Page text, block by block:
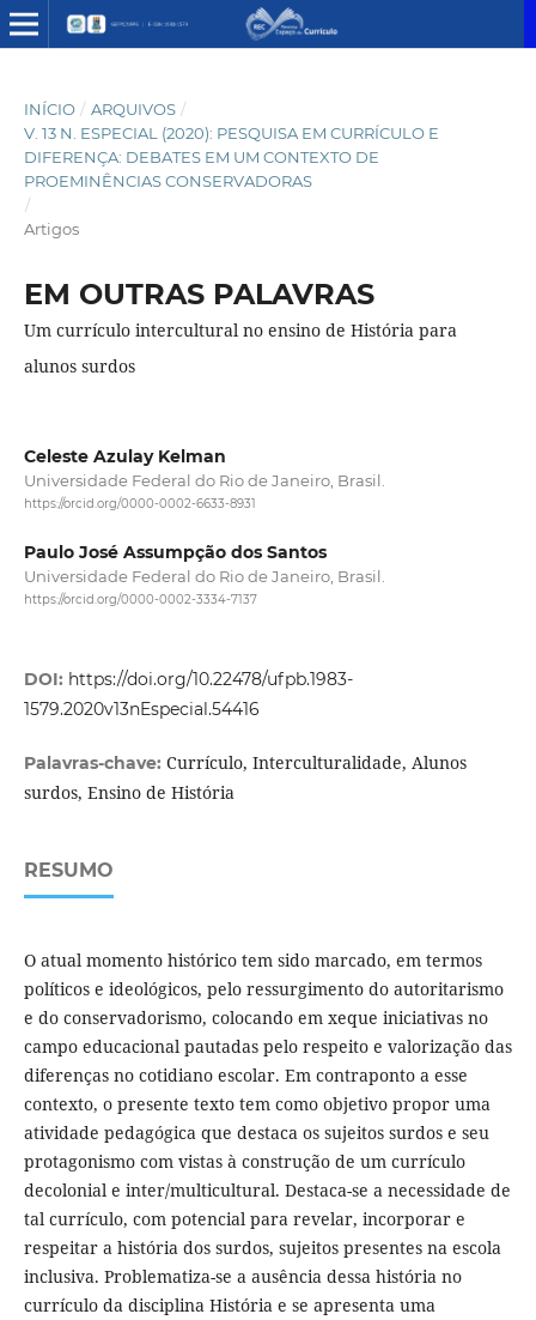
INÍCIO / ARQUIVOS /
V. 13 N. ESPECIAL (2020): PESQUISA EM CURRÍCULO E
DIFERENÇA: DEBATES EM UM CONTEXTO DE
PROEMINÊNCIAS CONSERVADORAS
/
Artigos
EM OUTRAS PALAVRAS
Um currículo intercultural no ensino de História para
alunos surdos
Celeste Azulay Kelman
Universidade Federal do Rio de Janeiro, Brasil.
https://orcid.org/0000-0002-6633-8931
Paulo José Assumpção dos Santos
Universidade Federal do Rio de Janeiro, Brasil.
https://orcid.org/0000-0002-3334-7137
DOI: https://doi.org/10.22478/ufpb.1983-
1579.2020v13nEspecial.54416
Palavras-chave: Currículo, Interculturalidade, Alunos
surdos, Ensino de História
RESUMO
O atual momento histórico tem sido marcado, em termos
políticos e ideológicos, pelo ressurgimento do autoritarismo
e do conservadorismo, colocando em xeque iniciativas no
campo educacional pautadas pelo respeito e valorização das
diferenças no cotidiano escolar. Em contraponto a esse
contexto, o presente texto tem como objetivo propor uma
atividade pedagógica que destaca os sujeitos surdos e seu
protagonismo com vistas à construção de um currículo
decolonial e inter/multicultural. Destaca-se a necessidade de
tal currículo, com potencial para revelar, incorporar e
respeitar a história dos surdos, sujeitos presentes na escola
inclusiva. Problematiza-se a ausência dessa história no
currículo da disciplina História e se apresenta uma